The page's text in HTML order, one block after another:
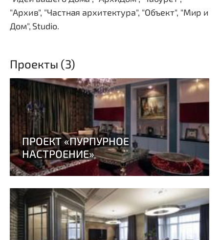
"Архив", "Частная архитектура", "Объект", "Мир и
Дом", Studio.
Проекты (3)